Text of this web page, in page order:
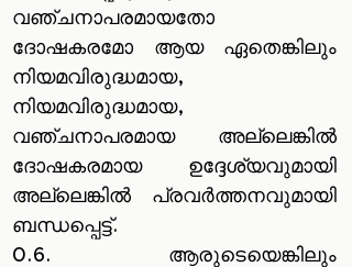
വഞ്ചനാപരമായതോ
ദോഷകരമോ ആയ ഏതെങ്കിലും
നിയമവിരുദ്ധമായ,
നിയമവിരുദ്ധമായ,
വഞ്ചനാപരമായ അല്ലെങ്കിൽ
ദോഷകരമായ ഉദ്ദേശ്യവുമായി
അല്ലെങ്കിൽ പ്രവർത്തനവുമായി
ബന്ധപ്പെട്ട്.
0.6. ആരുടെയെങ്കിലും